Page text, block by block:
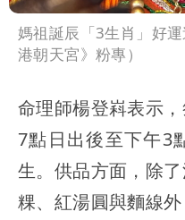
媽祖誕辰「3生肖」好
港朝天宮》粉專）
命理師楊登嵙表示
7點日出後至下午3
生。供品方面，除
粿、紅湯圓與麵線